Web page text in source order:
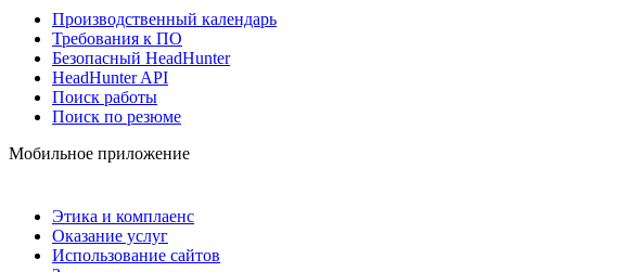
Производственный календарь
Требования к ПО
Безопасный HeadHunter
HeadHunter API
Поиск работы
Поиск по резюме
Мобильное приложение
Этика и комплаенс
Оказание услуг
Использование сайтов